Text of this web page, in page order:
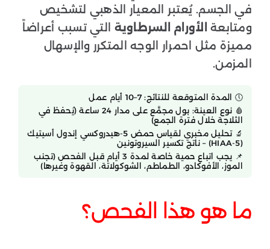
في الجسم. يُعتبر المعيار الذهبي لتشخيص
ومتابعة الأورام السرطاوية التي تسبب أعراضاً
مميزة مثل احمرار الوجه المتكرر والإسهال
المزمن.
🕔 المدة المتوقعة للنتائج: 7–10 أيام عمل
🩸 نوع العينة: بول مجمَّع على مدار 24 ساعة (يُحفظ في
الثلاجة خلال فترة الجمع)
🔬 تحليل مخبري لقياس حمض 5-هيدروكسي إندول أسيتيك
(5-HIAA) – ناتج تكسير السيروتونين
📌 يجب اتباع حمية خاصة لمدة 3 أيام قبل الفحص (تجنب
الموز، الأفوكادو، الطماطم، الشوكولاتة، القهوة وغيرها)
ما هو هذا الفحص؟